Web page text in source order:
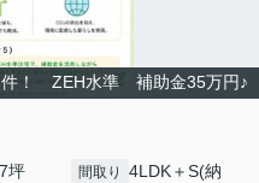
件！ ZEH水準 補助金35万円♪
坪
間取り
4LDK＋S(納